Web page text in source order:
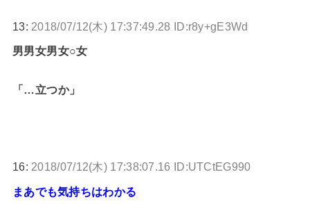
13: 2018/07/12(木) 17:37:49.28 ID:r8y+gE3Wd
男男女男女○女
「…立つか」
16: 2018/07/12(木) 17:38:07.16 ID:UTCtEG990
まあでも気持ちはわかる